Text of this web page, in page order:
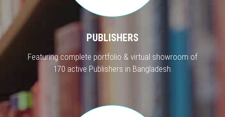
PUBLISHERS
Featuring complete portfolio & virtual showroom of
170 active Publishers in Bangladesh.